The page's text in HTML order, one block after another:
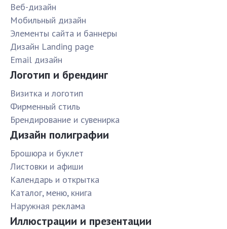
Веб-дизайн
Мобильный дизайн
Элементы сайта и баннеры
Дизайн Landing page
Email дизайн
Логотип и брендинг
Визитка и логотип
Фирменный стиль
Брендирование и сувенирка
Дизайн полиграфии
Брошюра и буклет
Листовки и афиши
Календарь и открытка
Каталог, меню, книга
Наружная реклама
Иллюстрации и презентации